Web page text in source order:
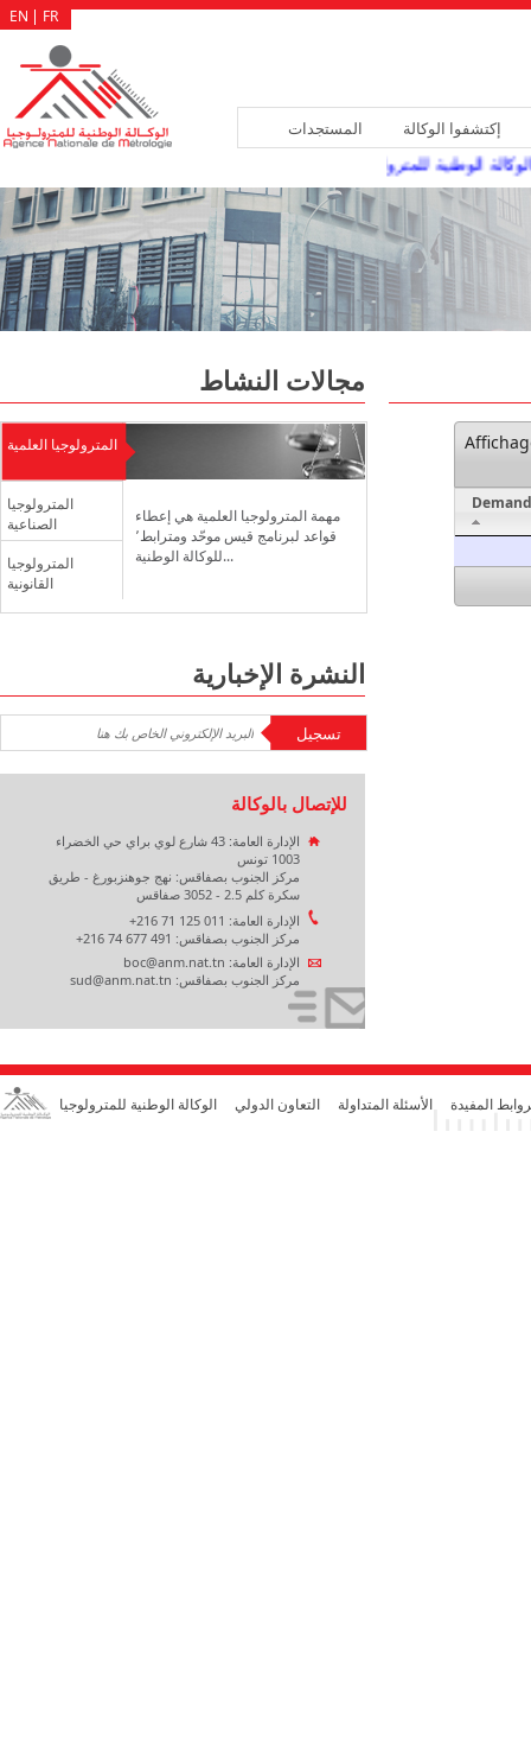
EN FR
إكتشفوا الوكالة المستجدات
الوطنية للمترولوجيا سد الشغورات المسجلة بهياكلها، عن طريق النقلة أو
مجالات النشاط
المترولوجيا العلمية
المترولوجيا
الصناعية
المترولوجيا
القانونية
مهمة المترولوجيا العلمية هي إعطاء
قواعد لبرنامج قيس موحّد ومترابط٬
للوكالة الوطنية...
النشرة الإخبارية
للإتصال بالوكالة
الإدارة العامة: 43 شارع لوي براي حي الخضراء
1003 تونس
مركز الجنوب بصفاقس: نهج جوهنزبورغ - طريق
سكرة كلم 2.5 - 3052 صفاقس
الإدارة العامة: 011 125 71 216+
مركز الجنوب بصفاقس: 491 677 74 216+
الإدارة العامة: boc@anm.nat.tn
مركز الجنوب بصفاقس: sud@anm.nat.tn
الوكالة الوطنية للمترولوجيا التعاون الدولي الأسئلة المتداولة المفيدة